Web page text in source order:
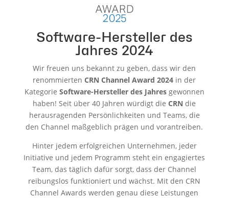
Software-Hersteller des
Jahres 2024
Wir freuen uns bekannt zu geben, dass wir den
renommierten CRN Channel Award 2024 in der
Kategorie Software-Hersteller des Jahres gewonnen
haben! Seit über 40 Jahren würdigt die CRN die
herausragenden Persönlichkeiten und Teams, die
den Channel maßgeblich prägen und vorantreiben.
Hinter jedem erfolgreichen Unternehmen, jeder
Initiative und jedem Programm steht ein engagiertes
Team, das täglich dafür sorgt, dass der Channel
reibungslos funktioniert und wächst. Mit den CRN
Channel Awards werden genau diese Leistungen